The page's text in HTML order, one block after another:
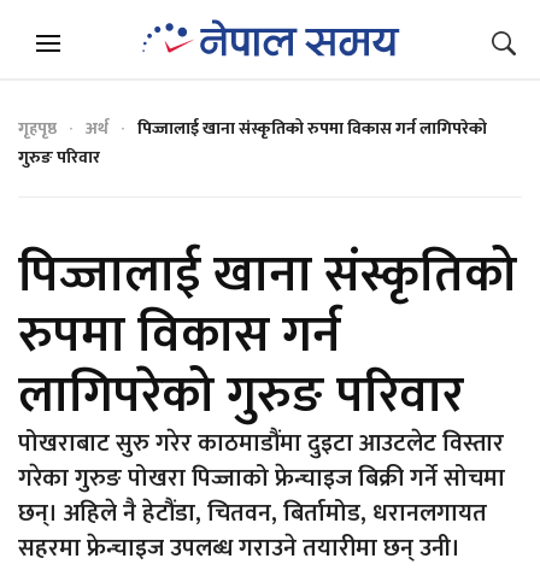
गृहपृष्ठ अर्थ
पिज्जालाई खाना संस्कृतिको रुपमा विकास गर्न लागिपरेको
गुरुङ परिवार
पिज्जालाई खाना संस्कृतिको
रुपमा विकास गर्न
लागिपरेको गुरुङ परिवार
पोखराबाट सुरु गरेर काठमाडौंमा दुइटा आउटलेट विस्तार
गरेका गुरुङ पोखरा पिज्जाको फ्रेन्चाइज बिक्री गर्ने सोचमा
छन्। अहिले नै हेटौंडा, चितवन, बिर्तामोड, धरानलगायत
सहरमा फ्रेन्चाइज उपलब्ध गराउने तयारीमा छन् उनी।